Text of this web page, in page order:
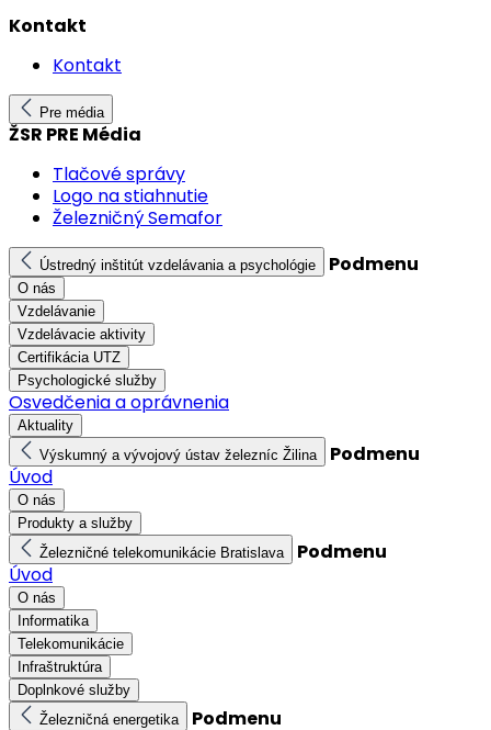
Kontakt
Kontakt
Pre média
ŽSR PRE Média
Tlačové správy
Logo na stiahnutie
Železničný Semafor
Ústredný inštitút vzdelávania a psychológie Podmenu
O nás
Vzdelávanie
Vzdelávacie aktivity
Certifikácia UTZ
Psychologické služby
Osvedčenia a oprávnenia
Aktuality
Výskumný a vývojový ústav železníc Žilina
Podmenu
Úvod
O nás
Produkty a služby
Železničné telekomunikácie Bratislava
Podmenu
Úvod
O nás
Informatika
Telekomunikácie
Infraštruktúra
Doplnkové služby
Železničná energetika
Podmenu